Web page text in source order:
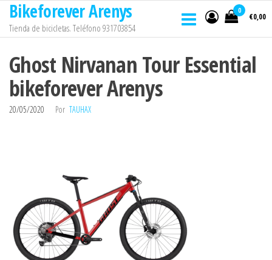
Saltar
contenido
Bikeforever Arenys
Tienda de bicicletas. Teléfono 931703854
0
€0,00
Ghost Nirvanan Tour Essential
bikeforever Arenys
20/05/2020 Por TAUHAX